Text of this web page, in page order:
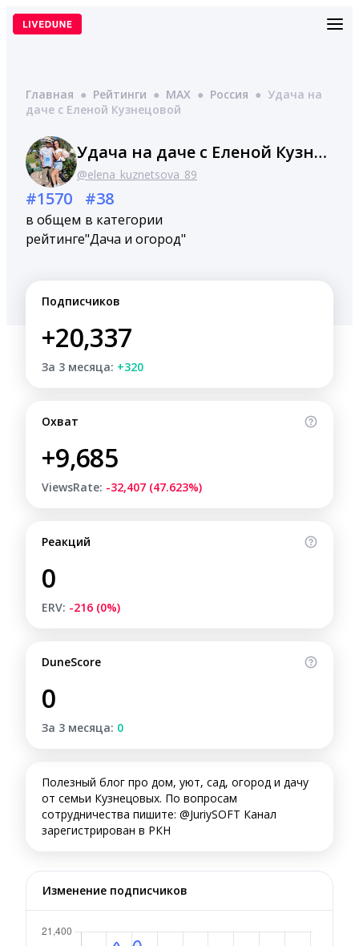
Перейти
Главная ● Рейтинги ● MAX ● Россия ● Удача на
даче с Еленой Кузнецовой
Удача на даче с Еленой Кузнецовой
@elena_kuznetsova_89
#1570
в общем
рейтинге
#38
в категории
"Дача и огород"
Подписчиков
+20,337
За 3 месяца: +320
Охват
+9,685
ViewsRate: -32,407 (47.623%)
Реакций
0
ERV: -216 (0%)
DuneScore
0
За 3 месяца: 0
Полезный блог про дом, уют, сад, огород и дачу
от семьи Кузнецовых. По вопросам
сотрудничества пишите: @JuriySOFT Канал
зарегистрирован в РКН
Изменение подписчиков